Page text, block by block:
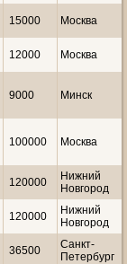
15000 Москва
12000 Москва
9000 Минск
100000 Москва
120000
Нижний
Новгород
120000
Нижний
Новгород
36500
Санкт-
Петербург